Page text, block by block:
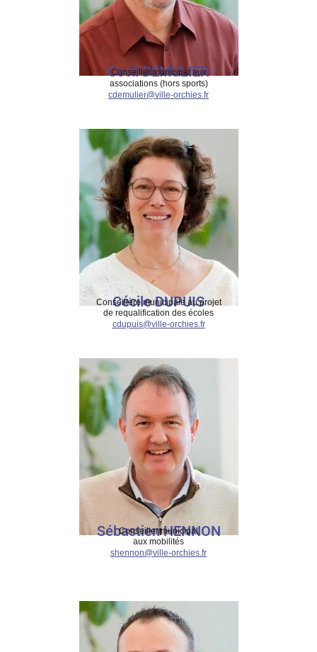
Cecil DEMULIER
Conseiller municipal aux
associations (hors sports)
cdemulier@ville-orchies.fr
Cécile DUPUIS
Conseillère municipale au projet
de requalification des écoles
cdupuis@ville-orchies.fr
Sébastien HENNON
Conseiller municipal
aux mobilités
shennon@ville-orchies.fr